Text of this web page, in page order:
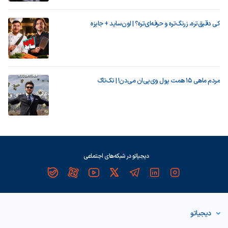
کی دقیق‌تره، زرنگ‌تره و حرفه‌ای‌تره؟ | اون‌ساید + جایزه
مردم ماهی ۱۵ همت پول وی‌پی‌ان می‌دن! | تک‌تاک
دیجیاتو در شبکه‌های اجتماعی
دیجیاتو